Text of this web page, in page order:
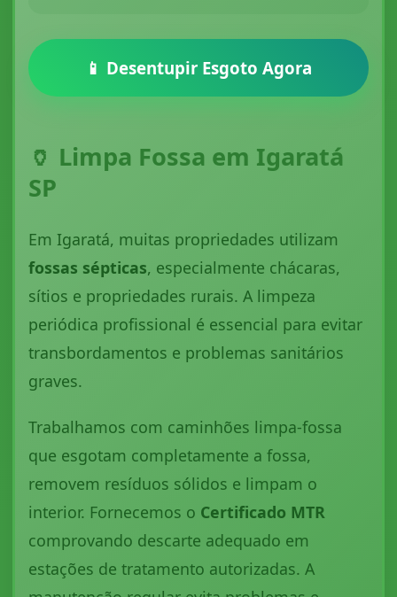
📱 Desentupir Esgoto Agora
🏺 Limpa Fossa em Igaratá
SP
Em Igaratá, muitas propriedades utilizam
fossas sépticas, especialmente chácaras,
sítios e propriedades rurais. A limpeza
periódica profissional é essencial para evitar
transbordamentos e problemas sanitários
graves.
Trabalhamos com caminhões limpa-fossa
que esgotam completamente a fossa,
removem resíduos sólidos e limpam o
interior. Fornecemos o Certificado MTR
comprovando descarte adequado em
estações de tratamento autorizadas. A